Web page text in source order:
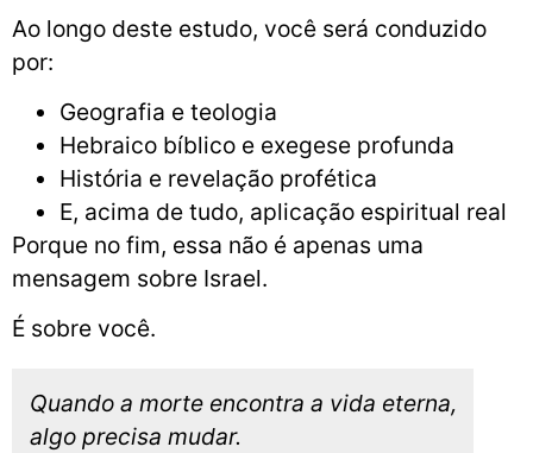
Ao longo deste estudo, você será conduzido
por:
Geografia e teologia
Hebraico bíblico e exegese profunda
História e revelação profética
E, acima de tudo, aplicação espiritual real
Porque no fim, essa não é apenas uma
mensagem sobre Israel.
É sobre você.
Quando a morte encontra a vida eterna,
algo precisa mudar.